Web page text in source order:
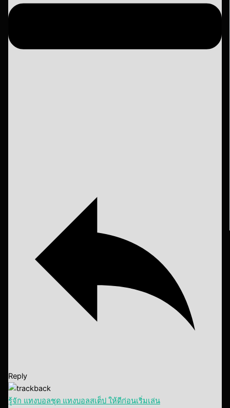
Reply
รู้จัก แทงบอลชุด แทงบอลสเต็ป ให้ดีก่อนเริ่มเล่น